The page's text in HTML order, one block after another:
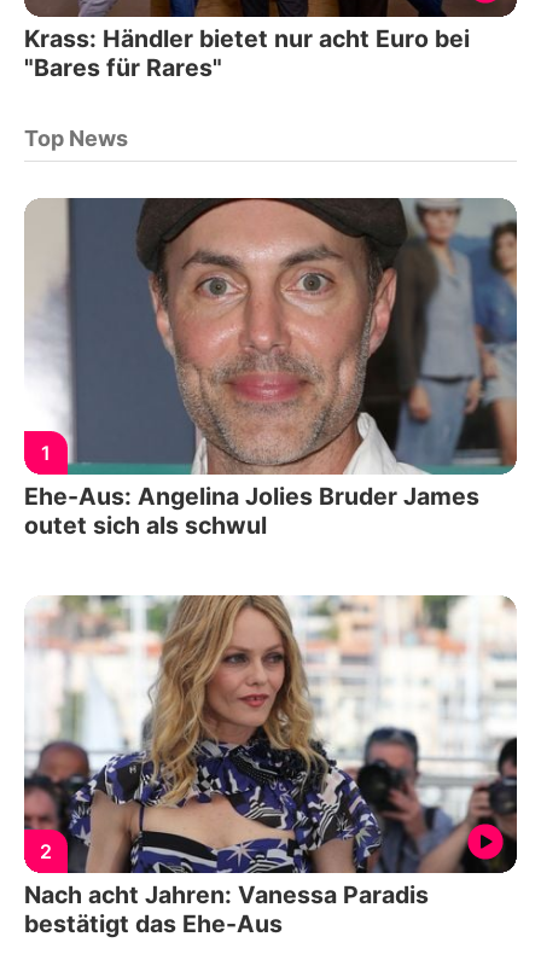
Krass: Händler bietet nur acht Euro bei
"Bares für Rares"
Top News
1
Ehe-Aus: Angelina Jolies Bruder James
outet sich als schwul
2
Nach acht Jahren: Vanessa Paradis
bestätigt das Ehe-Aus